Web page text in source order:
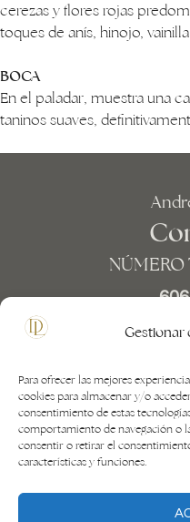
Gestionar
Para ofrecer las mejores
cookies para almacenar y/o
consentimiento de estas
comportamiento de navegación o
consentir o retirar el
características y funciones.
cerezas y flores rojas
toques de anís, hinojo,
BOCA
En el paladar, muestra una
taninos suaves,
CORREO